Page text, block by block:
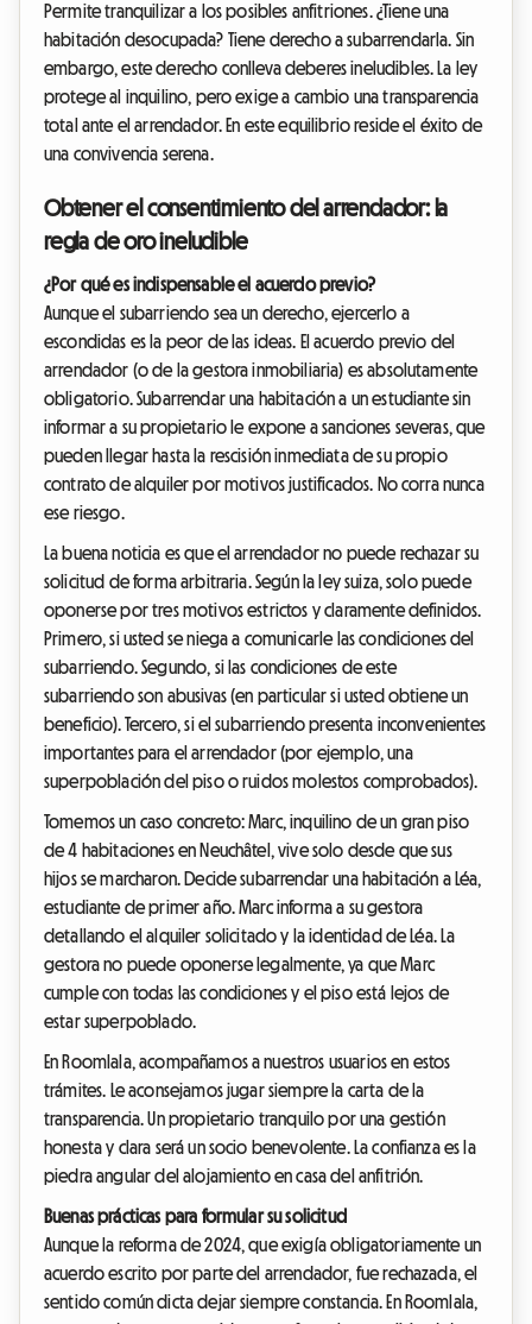
Permite tranquilizar a los posibles anfitriones. ¿Tiene una
habitación desocupada? Tiene derecho a subarrendarla. Sin
embargo, este derecho conlleva deberes ineludibles. La ley
protege al inquilino, pero exige a cambio una transparencia
total ante el arrendador. En este equilibrio reside el éxito de
una convivencia serena.
Obtener el consentimiento del arrendador: la
regla de oro ineludible
¿Por qué es indispensable el acuerdo previo?
Aunque el subarriendo sea un derecho, ejercerlo a
escondidas es la peor de las ideas. El acuerdo previo del
arrendador (o de la gestora inmobiliaria) es absolutamente
obligatorio. Subarrendar una habitación a un estudiante sin
informar a su propietario le expone a sanciones severas, que
pueden llegar hasta la rescisión inmediata de su propio
contrato de alquiler por motivos justificados. No corra nunca
ese riesgo.
La buena noticia es que el arrendador no puede rechazar su
solicitud de forma arbitraria. Según la ley suiza, solo puede
oponerse por tres motivos estrictos y claramente definidos.
Primero, si usted se niega a comunicarle las condiciones del
subarriendo. Segundo, si las condiciones de este
subarriendo son abusivas (en particular si usted obtiene un
beneficio). Tercero, si el subarriendo presenta inconvenientes
importantes para el arrendador (por ejemplo, una
superpoblación del piso o ruidos molestos comprobados).
Tomemos un caso concreto: Marc, inquilino de un gran piso
de 4 habitaciones en Neuchâtel, vive solo desde que sus
hijos se marcharon. Decide subarrendar una habitación a Léa,
estudiante de primer año. Marc informa a su gestora
detallando el alquiler solicitado y la identidad de Léa. La
gestora no puede oponerse legalmente, ya que Marc
cumple con todas las condiciones y el piso está lejos de
estar superpoblado.
En Roomlala, acompañamos a nuestros usuarios en estos
trámites. Le aconsejamos jugar siempre la carta de la
transparencia. Un propietario tranquilo por una gestión
honesta y clara será un socio benevolente. La confianza es la
piedra angular del alojamiento en casa del anfitrión.
Buenas prácticas para formular su solicitud
Aunque la reforma de 2024, que exigía obligatoriamente un
acuerdo escrito por parte del arrendador, fue rechazada, el
sentido común dicta dejar siempre constancia. En Roomlala,